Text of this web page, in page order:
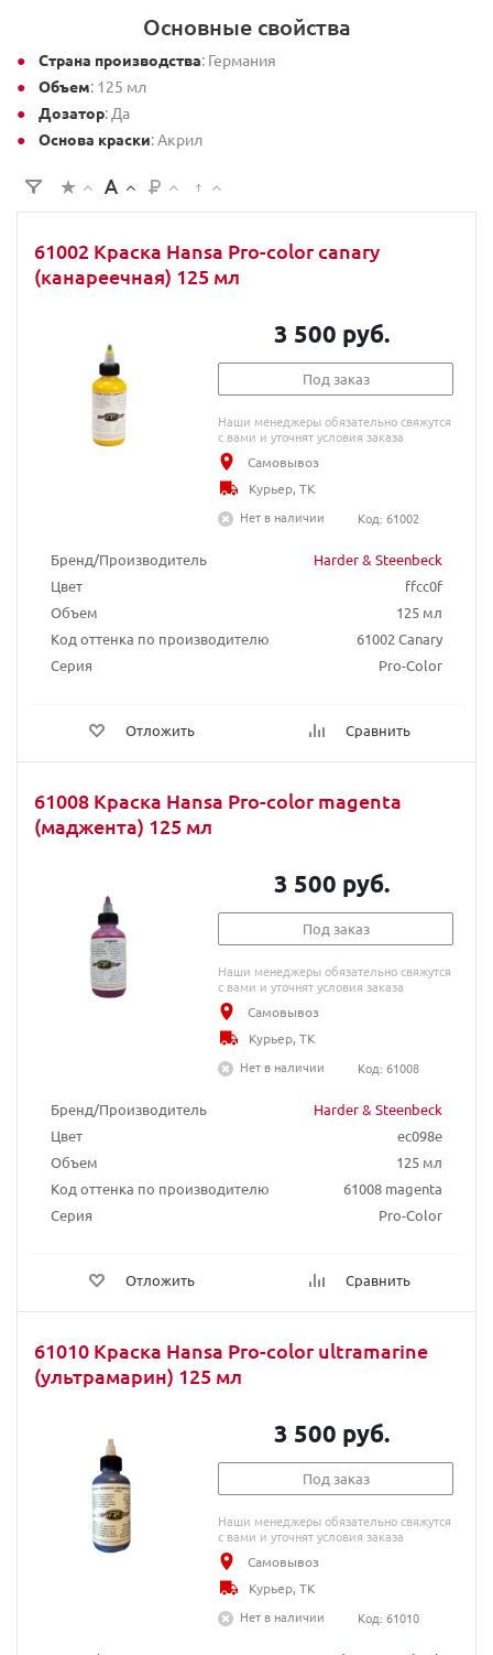
Основные свойства
Страна производства: Германия
Объем: 125 мл
Дозатор: Да
Основа краски: Акрил
61002 Краска Hansa Pro-color canary
(канареечная) 125 мл
Бренд/Производитель
Harder & Steenbeck
Цвет
ffcc0f
Объем
125 мл
Код оттенка по производителю
61002 Canary
Серия
Pro-Color
Отложить Сравнить
3 500 руб.
Под заказ
Наши менеджеры обязательно свяжутся
с вами и уточнят условия заказа
Самовывоз
Курьер, ТК
Нет в наличии
Код: 61002
61008 Краска Hansa Pro-color magenta
(маджента) 125 мл
Бренд/Производитель
Harder & Steenbeck
Цвет
ec098e
Объем
125 мл
Код оттенка по производителю
61008 magenta
Серия
Pro-Color
Отложить Сравнить
3 500 руб.
Под заказ
Наши менеджеры обязательно свяжутся
с вами и уточнят условия заказа
Самовывоз
Курьер, ТК
Нет в наличии
Код: 61008
61010 Краска Hansa Pro-color ultramarine
(ультрамарин) 125 мл
3 500 руб.
Под заказ
Наши менеджеры обязательно свяжутся
с вами и уточнят условия заказа
Самовывоз
Курьер, ТК
Нет в наличии
Код: 61010